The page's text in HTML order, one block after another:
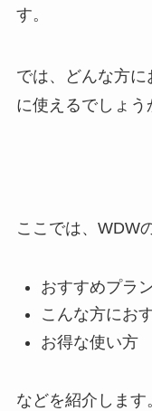
す。
では、どんな方
に使えるでしょう
ここでは、WDW
おすすめプラ
こんな方にお
お得な使い方
などを紹介します